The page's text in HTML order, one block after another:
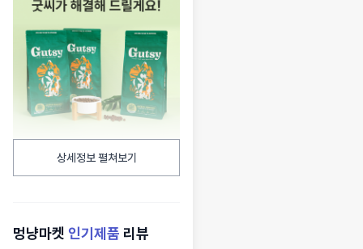
상세정보 펼쳐보기
멍냥마켓 인기제품 리뷰